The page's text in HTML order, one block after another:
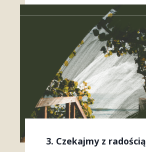
3. Czekajmy z radością